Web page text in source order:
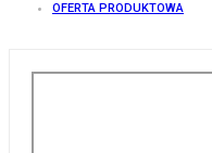
OFERTA PRODUKTOWA